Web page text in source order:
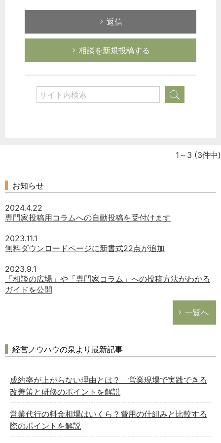
返信
相談を新規投稿する
次へ
1～3 (3件中)
お知らせ
2024.4.22
専門家投稿用コラムへの自動投稿を受付けます
2023.11.1
無料ダウンロードページに新書式22点が追加
2023.9.1
「相談の広場」や「専門家コラム」への投稿方法がわかる
ガイドを公開
一覧へ
経営ノウハウの泉より最新記事
成約率が上がらない理由とは？ 営業現場で実践できる
改善策と研修のポイントを解説
営業代行の料金相場はいくら？費用の仕組みと比較する
際のポイントを解説